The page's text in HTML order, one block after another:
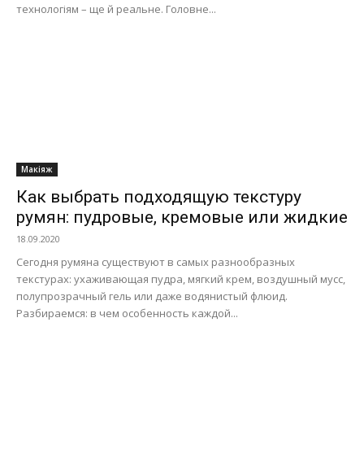
технологіям – ще й реальне. Головне...
Макіяж
Как выбрать подходящую текстуру
румян: пудровые, кремовые или жидкие
18.09.2020
Сегодня румяна существуют в самых разнообразных
текстурах: ухаживающая пудра, мягкий крем, воздушный мусс,
полупрозрачный гель или даже водянистый флюид.
Разбираемся: в чем особенность каждой...